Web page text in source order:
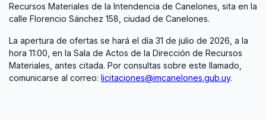
Recursos Materiales de la Intendencia de Canelones, sita en la
calle Florencio Sánchez 158, ciudad de Canelones.
La apertura de ofertas se hará el día 31 de julio de 2026, a la
hora 11:00, en la Sala de Actos de la Dirección de Recursos
Materiales, antes citada. Por consultas sobre este llamado,
comunicarse al correo: licitaciones@imcanelones.gub.uy.